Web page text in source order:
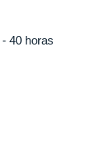
- 40 horas